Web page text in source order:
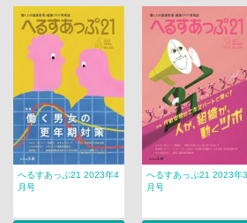
へるすあっぷ21 2023年4
月号
へるすあっぷ21 2023年3
月号